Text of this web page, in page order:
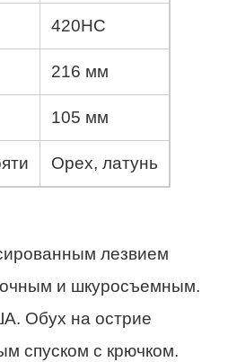
420HC
216 мм
105 мм
Орех, латунь
лезвием
и шкуросъемным.
Обух на острие
спуском с крючком.